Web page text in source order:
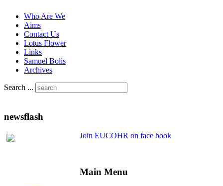
Who Are We
Aims
Contact Us
Lotus Flower
Links
Samuel Bolis
Archives
Search ...
newsflash
Join EUCOHR on face book
Main Menu